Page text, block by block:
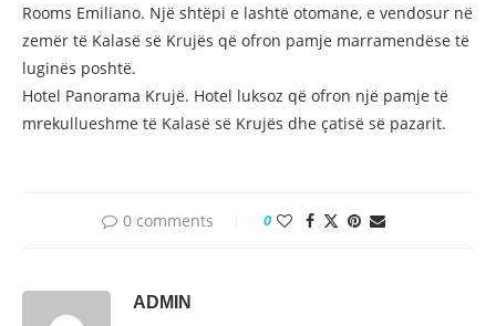
Rooms Emiliano. Një shtëpi e lashtë otomane, e vendosur në
zemër të Kalasë së Krujës që ofron pamje marramendëse të
luginës poshtë.
Hotel Panorama Krujë. Hotel luksoz që ofron një pamje të
mrekullueshme të Kalasë së Krujës dhe çatisë së pazarit.
0 comments 0
ADMIN